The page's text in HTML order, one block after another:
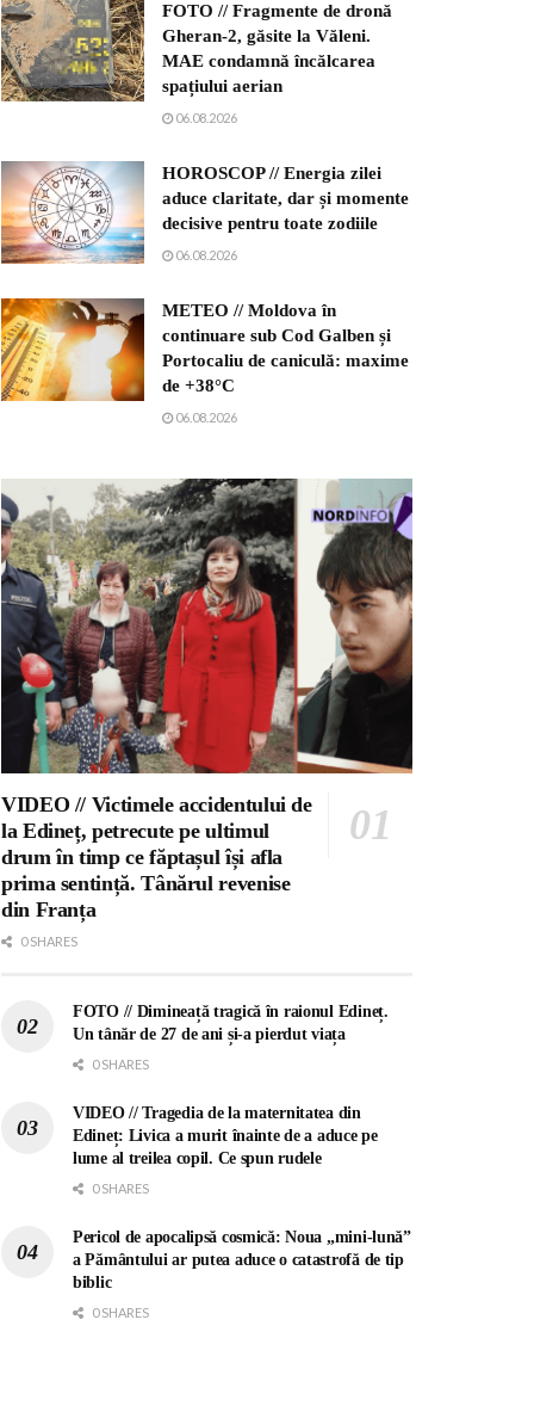
FOTO // Fragmente de dronă
Gheran-2, găsite la Văleni.
MAE condamnă încălcarea
spațiului aerian
06.08.2026
HOROSCOP // Energia zilei
aduce claritate, dar și momente
decisive pentru toate zodiile
06.08.2026
METEO // Moldova în
continuare sub Cod Galben și
Portocaliu de caniculă: maxime
de +38°C
06.08.2026
VIDEO // Victimele accidentului de
la Edineț, petrecute pe ultimul
drum în timp ce făptașul își afla
prima sentință. Tânărul revenise
din Franța
0 SHARES
FOTO // Dimineață tragică în raionul Edineț.
Un tânăr de 27 de ani și-a pierdut viața
0 SHARES
VIDEO // Tragedia de la maternitatea din
Edineț: Livica a murit înainte de a aduce pe
lume al treilea copil. Ce spun rudele
0 SHARES
Pericol de apocalipsă cosmică: Noua „mini-lună”
a Pământului ar putea aduce o catastrofă de tip
biblic
0 SHARES